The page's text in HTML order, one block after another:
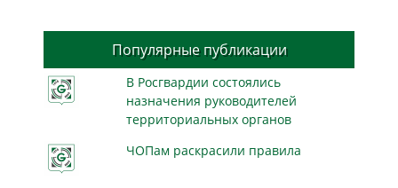
Популярные публикации
В Росгвардии состоялись
назначения руководителей
территориальных органов
ЧОПам раскрасили правила